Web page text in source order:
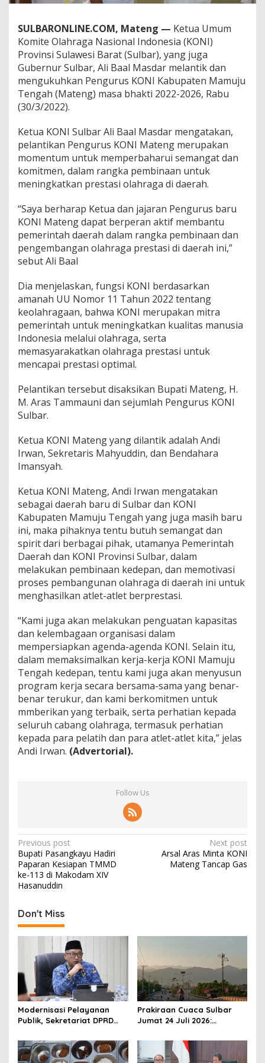
I
a
t
n
g
SULBARONLINE.COM, Mateng — Ketua Umum
Komite Olahraga Nasional Indonesia (KONI)
Provinsi Sulawesi Barat (Sulbar), yang juga
Gubernur Sulbar, Ali Baal Masdar melantik dan
mengukuhkan Pengurus KONI Kabupaten Mamuju
Tengah (Mateng) masa bhakti 2022-2026, Rabu
(30/3/2022).
Ketua KONI Sulbar Ali Baal Masdar mengatakan,
pelantikan Pengurus KONI Mateng merupakan
momentum untuk memperbaharui semangat dan
komitmen, dalam rangka pembinaan untuk
meningkatkan prestasi olahraga di daerah.
“Saya berharap Ketua dan jajaran Pengurus baru
KONI Mateng dapat berperan aktif membantu
pemerintah daerah dalam rangka pembinaan dan
pengembangan olahraga prestasi di daerah ini,”
sebut Ali Baal
Dia menjelaskan, fungsi KONI berdasarkan
amanah UU Nomor 11 Tahun 2022 tentang
keolahragaan, bahwa KONI merupakan mitra
pemerintah untuk meningkatkan kualitas manusia
Indonesia melalui olahraga, serta
memasyarakatkan olahraga prestasi untuk
mencapai prestasi optimal.
Pelantikan tersebut disaksikan Bupati Mateng, H.
M. Aras Tammauni dan sejumlah Pengurus KONI
Sulbar.
Ketua KONI Mateng yang dilantik adalah Andi
Irwan, Sekretaris Mahyuddin, dan Bendahara
Imansyah.
Ketua KONI Mateng, Andi Irwan mengatakan
sebagai daerah baru di Sulbar dan KONI
Kabupaten Mamuju Tengah yang juga masih baru
ini, maka pihaknya tentu butuh semangat dan
spirit dari berbagai pihak, utamanya Pemerintah
Daerah dan KONI Provinsi Sulbar, dalam
melakukan pembinaan kedepan, dan memotivasi
proses pembangunan olahraga di daerah ini untuk
menghasilkan atlet-atlet berprestasi.
“Kami juga akan melakukan penguatan kapasitas
dan kelembagaan organisasi dalam
mempersiapkan agenda-agenda KONI. Selain itu,
dalam memaksimalkan kerja-kerja KONI Mamuju
Tengah kedepan, tentu kami juga akan menyusun
program kerja secara bersama-sama yang benar-
benar terukur, dan kami berkomitmen untuk
mmberikan yang terbaik, serta perhatian kepada
seluruh cabang olahraga, termasuk perhatian
kepada para pelatih dan para atlet-atlet kita,” jelas
Andi Irwan. (Advertorial).
Follow Us
P
o
s
t
n
a
g
a
t
i
o
Previous post
Bupati Pasangkayu Hadiri
Paparan Kesiapan TMMD
ke-113 di Makodam XIV
Hasanuddin
Next post
Arsal Aras Minta KONI
Mateng Tancap Gas
Don't Miss
Modernisasi Pelayanan
Publik, Sekretariat DPRD
Luncurkan Aplikasi SIPAKDE
Prakiraan Cuaca Sulbar
Jumat 24 Juli 2026:
Daerah Pesisir Cerah